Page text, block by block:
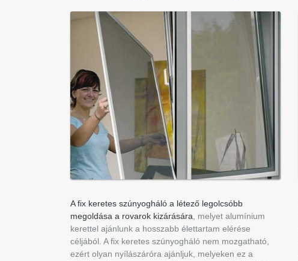
A fix keretes szúnyogháló a létező legolcsóbb
megoldása a rovarok kizárására , melyet alumínium
kerettel ajánlunk a hosszabb élettartam elérése
céljából. A fix keretes szúnyogháló nem mozgatható,
ezért olyan nyílászáróra ajánljuk, melyeken ez a